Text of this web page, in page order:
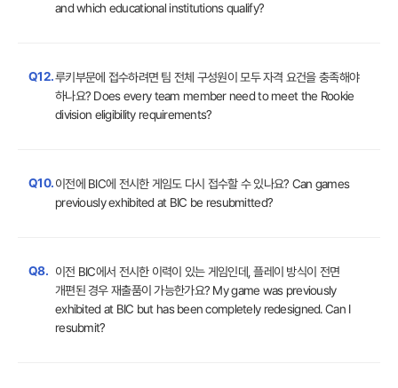
and which educational institutions qualify?
Q12.루키부문에 접수하려면 팀 전체 구성원이 모두 자격 요건을 충족해야
하나요? Does every team member need to meet the Rookie
division eligibility requirements?
Q10.이전에 BIC에 전시한 게임도 다시 접수할 수 있나요? Can games
previously exhibited at BIC be resubmitted?
Q8. 이전 BIC에서 전시한 이력이 있는 게임인데, 플레이 방식이 전면
개편된 경우 재출품이 가능한가요? My game was previously
exhibited at BIC but has been completely redesigned. Can I
resubmit?